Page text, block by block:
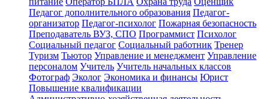
Педагог дополнительного образования Педагог-
организатор Педагог-психолог Пожарная безопасность
Преподаватель ВУЗ, СПО Программист Психолог
Социальный педагог Социальный работник Тренер
Туризм Тьютор Управление и менеджмент Управление
персоналом Учитель Учитель начальных классов
Фотограф Эколог Экономика и финансы Юрист
Повышение квалификации